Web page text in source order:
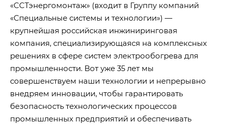
«ССТэнергомонтаж» (входит в Группу компаний
«Специальные системы и технологии») —
крупнейшая российская инжиниринговая
компания, специализирующаяся на комплексных
решениях в сфере систем электрообогрева для
промышленности. Вот уже 35 лет мы
совершенствуем наши технологии и непрерывно
внедряем инновации, чтобы гарантировать
безопасность технологических процессов
промышленных предприятий и обеспечивать